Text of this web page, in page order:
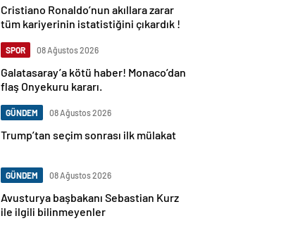
Cristiano Ronaldo’nun akıllara zarar
tüm kariyerinin istatistiğini çıkardık !
SPOR 08 Ağustos 2026
Galatasaray’a kötü haber! Monaco’dan
flaş Onyekuru kararı.
GÜNDEM 08 Ağustos 2026
Trump’tan seçim sonrası ilk mülakat
GÜNDEM 08 Ağustos 2026
Avusturya başbakanı Sebastian Kurz
ile ilgili bilinmeyenler